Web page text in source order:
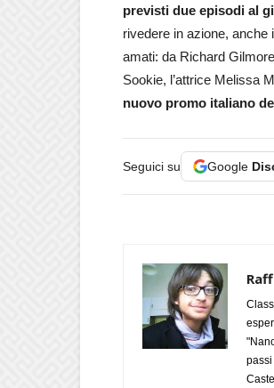
previsti due episodi al
rivedere in azione,
amati: da Richard
Sookie, l’attrice Melissa
nuovo promo italiano
Seguici su Google